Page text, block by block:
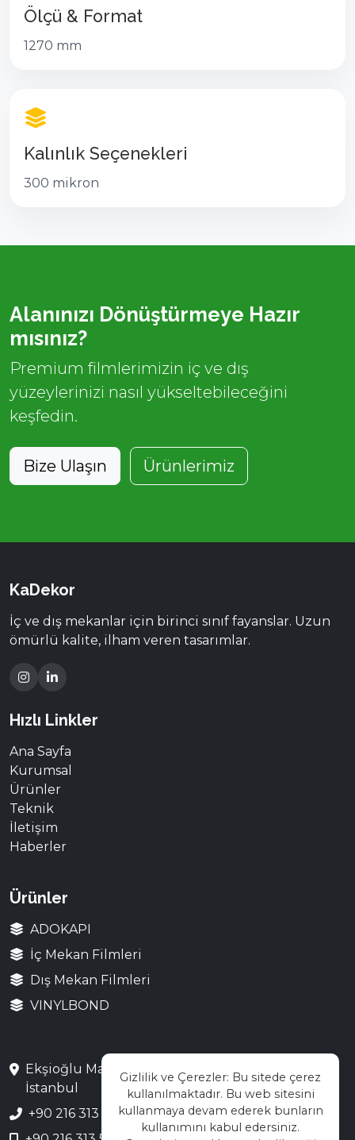
Ölçü & Format
1270 mm
Kalınlık Seçenekleri
300 mikron
Alanınızı Dönüştürmeye Hazır
mısınız?
Premium filmlerimizin iç ve dış
yüzeylerinizi nasıl yükseltebileceğini
keşfedin.
Bize Ulaşın Ürünlerimiz
KaDekor
İç ve dış mekanlar için birinci sınıf fayanslar. Uzun
ömürlü kalite, ilham veren tasarımlar.
Hızlı Linkler
Ana Sayfa
Kurumsal
Ürünler
Teknik
İletişim
Haberler
Ürünler
ADOKAPI
İç Mekan Filmleri
Dış Mekan Filmleri
VINYLBOND
Ekşioğlu Mah. Saray Cad. No:3 Çekmeköy /
İstanbul
+90 216 313 28 48
Gizlilik ve Çerezler: Bu sitede çerez
kullanılmaktadır. Bu web sitesini
kullanmaya devam ederek bunların
kullanımını kabul edersiniz.